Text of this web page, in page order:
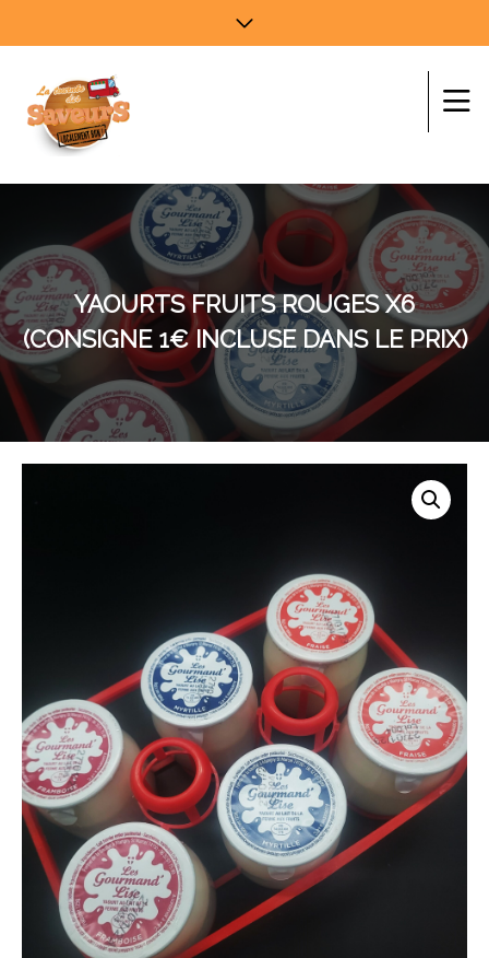
YAOURTS FRUITS ROUGES X6
(CONSIGNE 1€ INCLUSE DANS LE PRIX)